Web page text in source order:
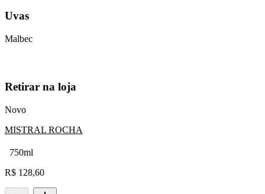
Uvas
Malbec
Retirar na loja
Novo
MISTRAL ROCHA
750ml
R$ 128,60